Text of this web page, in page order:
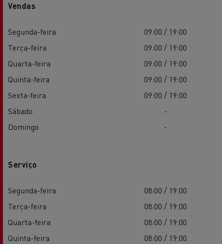
Vendas
Segunda-feira
09:00 / 19:00
Terça-feira
09:00 / 19:00
Quarta-feira
09:00 / 19:00
Quinta-feira
09:00 / 19:00
Sexta-feira
09:00 / 19:00
Sábado
-
Domingo
-
Serviço
Segunda-feira
08:00 / 19:00
Terça-feira
08:00 / 19:00
Quarta-feira
08:00 / 19:00
Quinta-feira
08:00 / 19:00